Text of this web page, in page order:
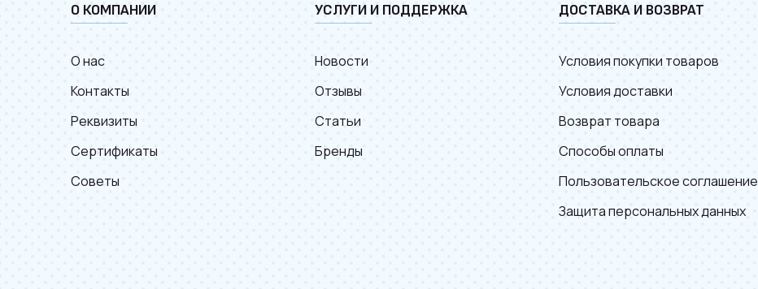
О КОМПАНИИ
О нас
Контакты
Реквизиты
Сертификаты
Советы
УСЛУГИ И ПОДДЕРЖКА
Новости
Отзывы
Статьи
Бренды
ДОСТАВКА И ВОЗВРАТ
Условия покупки товаров
Условия доставки
Возврат товара
Способы оплаты
Пользовательское соглашение
Защита персональных данных